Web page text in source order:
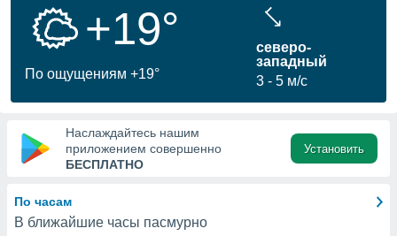
Вы можете
к этому
доступ
+19°
По ощущениям +19°
северо-
западный
3
5 м/с
Наслаждайтесь нашим
приложением совершенно
БЕСПЛАТНО
Установить
По часам
В ближайшие часы пасмурно